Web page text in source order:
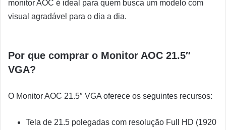
monitor AOC é ideal para quem busca um modelo com
visual agradável para o dia a dia.
Por que comprar o Monitor AOC 21.5″
VGA?
O Monitor AOC 21.5″ VGA oferece os seguintes recursos:
Tela de 21.5 polegadas com resolução Full HD (1920